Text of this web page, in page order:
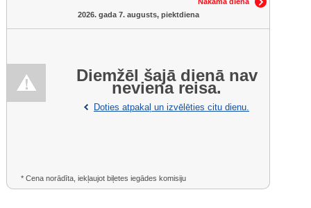
2026. gada 7. augusts, piektdiena
Diemžēl šajā dienā nav
neviena reisa.
Doties atpakaļ un izvēlēties citu dienu.
* Cena norādīta, iekļaujot biļetes iegādes komisiju